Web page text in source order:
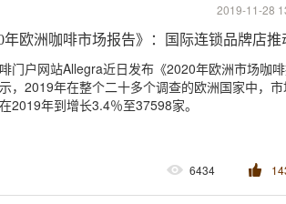
2019-11-28
年欧洲咖啡市场报告》：国际连锁品牌店
门户网站Allegra近日发布《2020年欧洲市场咖
，2019年在整个二十多个调查的欧洲国家中，
2019年到增长3.4％至37598家。
6434